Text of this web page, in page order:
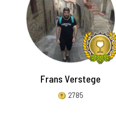
Frans Verstege
2785